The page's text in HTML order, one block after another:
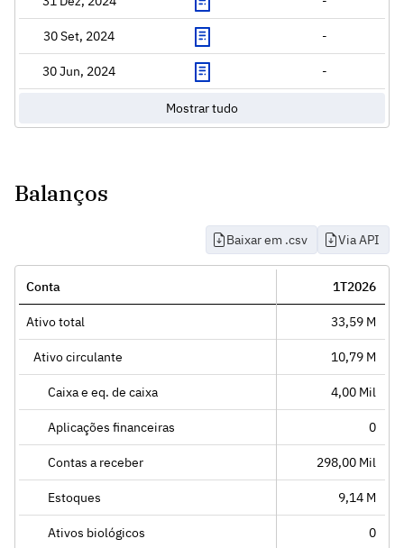
30 Set, 2024 -
30 Jun, 2024 -
Mostrar tudo
Balanços
Baixar em .csv Via API
Conta 1T2026
Ativo total 33,59 M
Ativo circulante 10,79 M
Caixa e eq. de caixa 4,00 Mil
Aplicações financeiras 0
Contas a receber 298,00 Mil
Estoques 9,14 M
Ativos biológicos 0